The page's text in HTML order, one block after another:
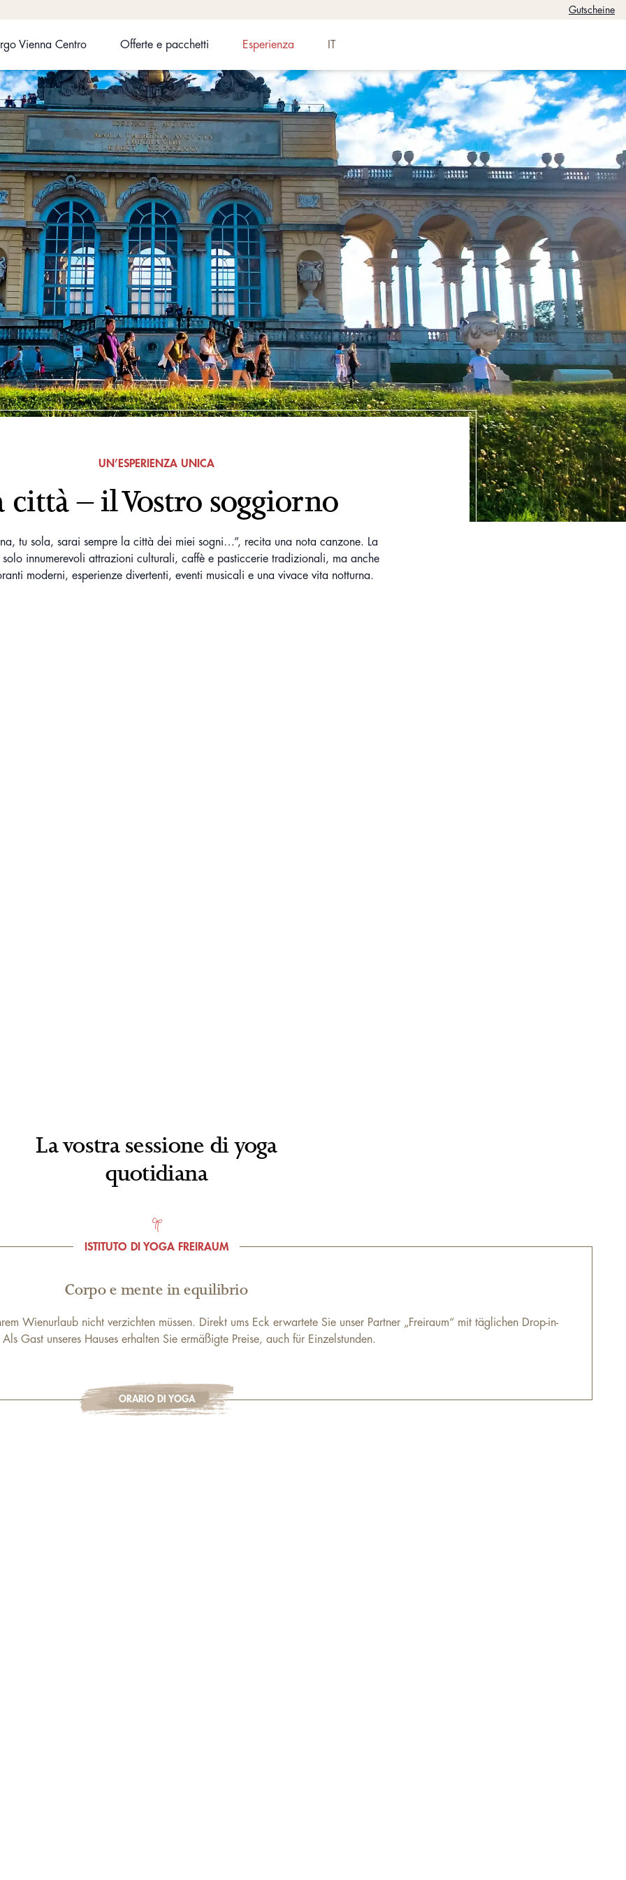
Gutscheine
Vienna Centro Offerte e pacchetti Esperienza IT
UN’ESPERIENZA UNICA
città – il Vostro soggiorno
tu sola, sarai sempre la città dei miei sogni…”, recita una nota canzone. La
innumerevoli attrazioni culturali, caffè e pasticcerie tradizionali, ma anche
moderni, esperienze divertenti, eventi musicali e una vivace vita notturna.
La vostra sessione di yoga
quotidiana
ISTITUTO DI YOGA FREIRAUM
Corpo e mente in equilibrio
Wienurlaub nicht verzichten müssen. Direkt ums Eck erwartete Sie unser Partner „Freiraum“ mit täglichen Drop-in-
Gast unseres Hauses erhalten Sie ermäßigte Preise, auch für Einzelstunden.
ORARIO DI YOGA